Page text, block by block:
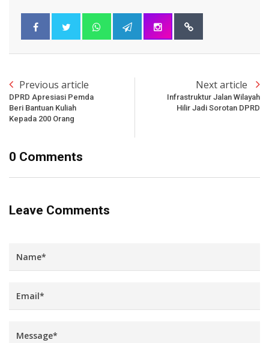
Previous article
DPRD Apresiasi Pemda
Beri Bantuan Kuliah
Kepada 200 Orang
Next article
Infrastruktur Jalan Wilayah
Hilir Jadi Sorotan DPRD
0 Comments
Leave Comments